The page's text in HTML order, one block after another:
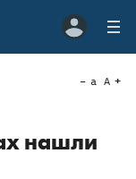
a A
нашли